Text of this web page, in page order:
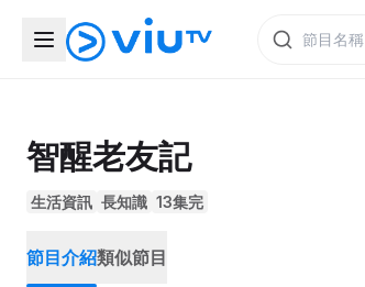
智醒老友記
生活資訊 長知識 13集完
節目介紹類似節目